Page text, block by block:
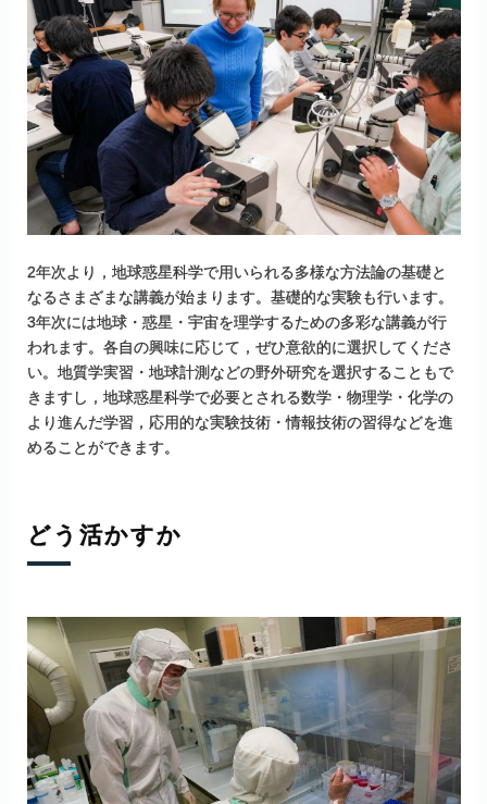
2年次より，地球惑星科学で用いられる多様な方法論の基礎と
なるさまざまな講義が始まります。基礎的な実験も行います。
3年次には地球・惑星・宇宙を理学するための多彩な講義が行
われます。各自の興味に応じて，ぜひ意欲的に選択してくださ
い。地質学実習・地球計測などの野外研究を選択することもで
きますし，地球惑星科学で必要とされる数学・物理学・化学の
より進んだ学習，応用的な実験技術・情報技術の習得などを進
めることができます。
どう 活かすか